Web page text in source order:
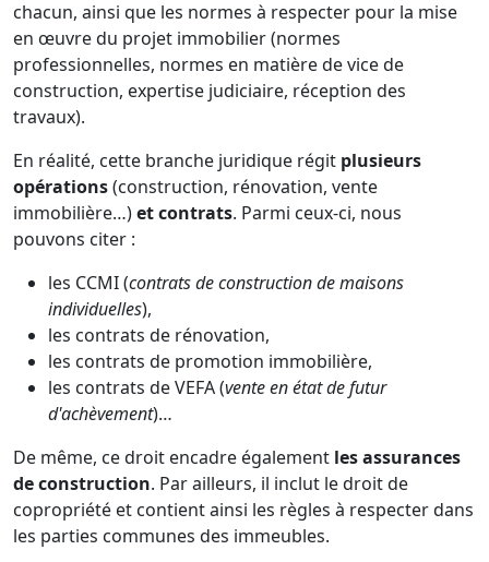
chacun, ainsi que les normes à respecter pour la mise
en œuvre du projet immobilier (normes
professionnelles, normes en matière de vice de
construction, expertise judiciaire, réception des
travaux).
En réalité, cette branche juridique régit plusieurs
opérations(construction, rénovation, vente
immobilière…)et contrats. Parmi ceux-ci, nous
pouvons citer :
les CCMI (contrats de construction de maisons
individuelles),
les contrats de rénovation,
les contrats de promotion immobilière,
les contrats de VEFA (vente en état de futur
d'achèvement)…
De même, ce droit encadre également les assurances
de construction. Par ailleurs, il inclut le droit de
copropriété et contient ainsi les règles à respecter dans
les parties communes des immeubles.